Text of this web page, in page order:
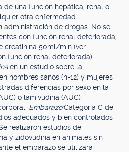
una función hepática, renal o
otra enfermedad
de drogas. No se
con función renal deteriorada,
creatinina 50ml/min (ver
función renal deteriorada).
en un estudio sobre la
hombres sanos (n=12) y mujeres
diferencias por sexo en la
o lamivudina (AUC)
Embarazo:Categoría C de
adecuados y bien controlados
realizaron estudios de
y zidovudina en animales sin
el embarazo se utilizará